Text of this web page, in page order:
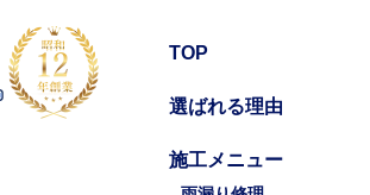
TOP
選ばれる理由
施工メニュー